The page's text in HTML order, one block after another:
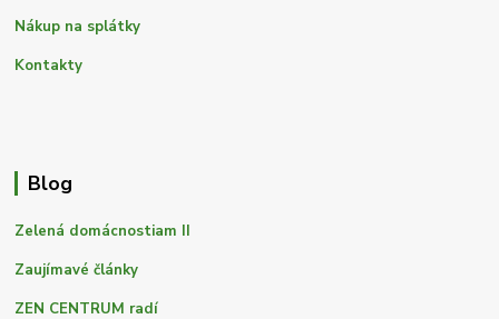
Nákup na splátky
Kontakty
Blog
Zelená domácnostiam II
Zaujímavé články
ZEN CENTRUM radí